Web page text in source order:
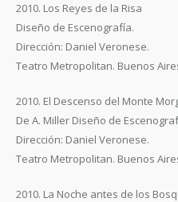
2010. Los Reyes de la Risa
Diseño de Escenografía.
Dirección: Daniel Veronese.
Teatro Metropolitan. Buenos
2010. El Descenso del Monte
De A. Miller Diseño de
Dirección: Daniel Veronese.
Teatro Metropolitan. Buenos
2010. La Noche antes de los